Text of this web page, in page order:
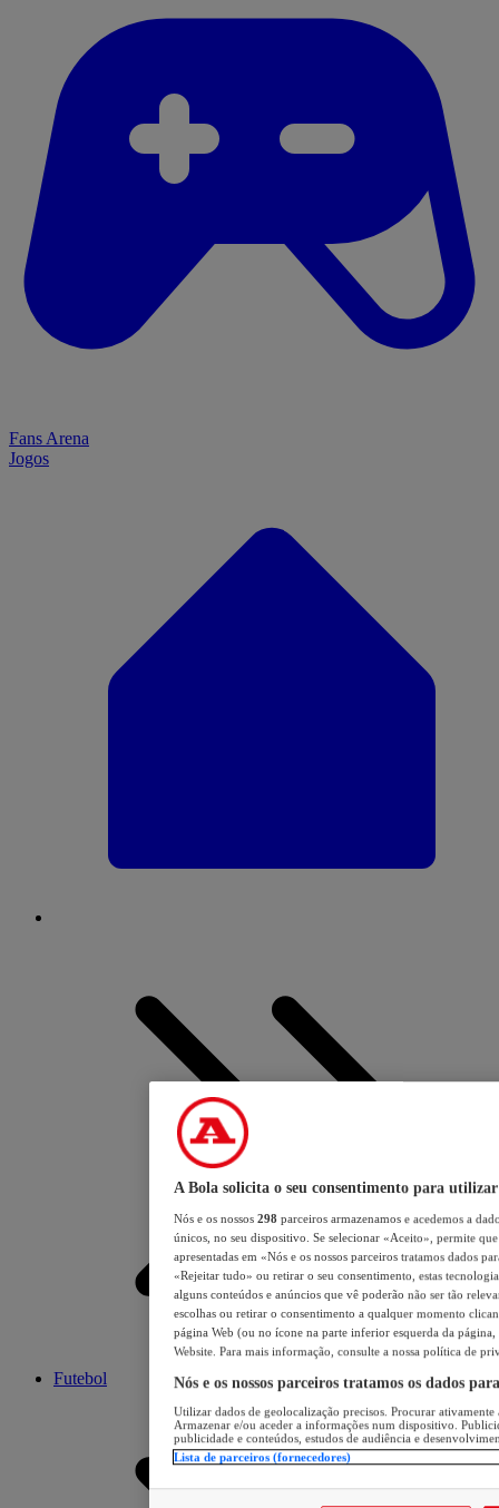
Fans Arena
Jogos
Futebol
A Bola solicita o seu consentimento para utilizar
Nós e os nossos 298 parceiros armazenamos e acedemos a
únicos, no seu dispositivo. Se selecionar «Aceito», permite
apresentadas em «Nós e os nossos parceiros tratamos dados
«Rejeitar tudo» ou retirar o seu consentimento, estas
alguns conteúdos e anúncios que vê poderão não ser tão
escolhas ou retirar o consentimento a qualquer momento
página Web (ou no ícone na parte inferior esquerda da página,
Website. Para mais informação, consulte a nossa política de
Nós e os nossos parceiros tratamos os dados
Utilizar dados de geolocalização precisos. Procurar
Armazenar e/ou aceder a informações num dispositivo.
publicidade e conteúdos, estudos de audiência e
Lista de parceiros (fornecedores)